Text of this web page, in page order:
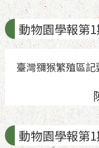
動物園學報第1
臺灣獼猴繁殖區記
動物園學報第1